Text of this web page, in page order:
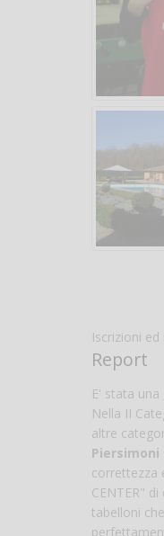
Iscrizioni
Report
E' stata
Nella II
altre
Piersimoni
correttezza
CENTER"
tabelloni